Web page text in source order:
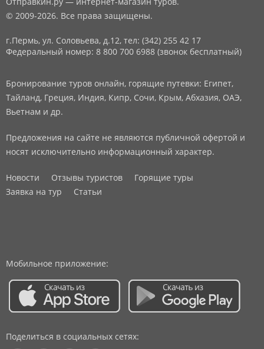
© 2009-2026. Все права защищены.
г.Пермь, ул. Соловьева, д.12, тел: (342) 255 42 17
Федеральный номер: 8 800 700 6988 (звонок бесплатный)
Бронирование туров онлайн, горящие путевки: Египет,
Тайланд, Греция, Индия, Кипр, Сочи, Крым, Абхазия, ОАЭ,
Вьетнам и др.
Предложения на сайте не являются публичной офертой и
носят исключительно информационный характер.
Новости Отзывы туристов
Горящие туры
Заявка на тур
Статьи
Мобильное приложение:
Поделиться в социальных сетях: